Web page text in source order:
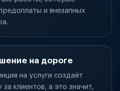
и внезапных
на дороге
на услуги создаёт
клиентов, а это значит,